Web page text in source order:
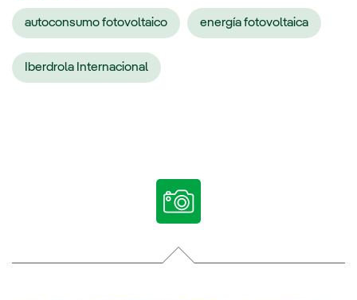
autoconsumo fotovoltaico energía fotovoltaica
Iberdrola Internacional